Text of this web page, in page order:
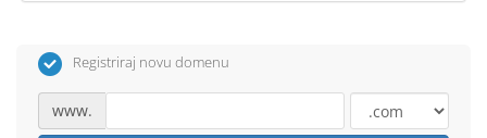
Registriraj novu domenu
www.